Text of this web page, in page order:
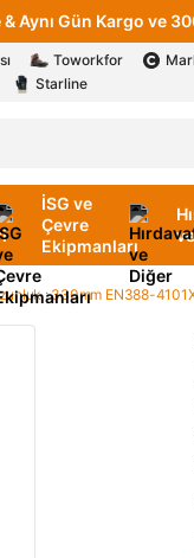
Aynı Gün Kargo ve
Toworkfor
Starline
İSG ve
Çevre
Ekipmanları
: 330mm EN388-